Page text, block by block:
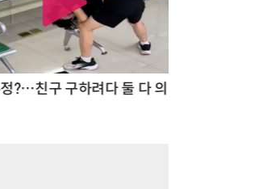
진정한 우정?…친구 구하려다 둘 다 의자 틈에 목이 낀 순간